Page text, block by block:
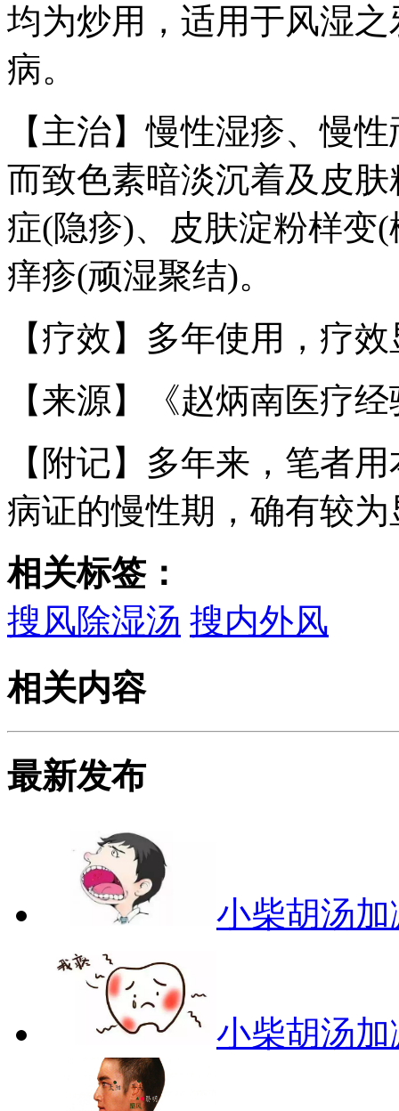
均为炒用，适用于风湿
病。
【主治】慢性湿疹、慢
而致色素暗淡沉着及皮
症(隐疹)、皮肤淀粉样变
痒疹(顽湿聚结)。
【疗效】多年使用，疗
【来源】《赵炳南医疗
【附记】多年来，笔者
病证的慢性期，确有较
相关标签：
搜风除湿汤 搜内外风
相关内容
最新发布
小柴胡汤
小柴胡汤